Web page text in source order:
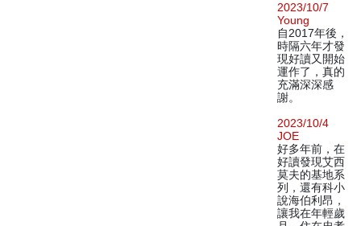
2023/10/7
Young
自2017年後，
時隔六年才發
現好讀又開始
運作了，真的
充滿深深感
謝。
2023/10/4
JOE
好多年前，在
好讀發現艾西
莫夫的基地系
列，還有科小
說海伯利昂，
讓我在年輕歲